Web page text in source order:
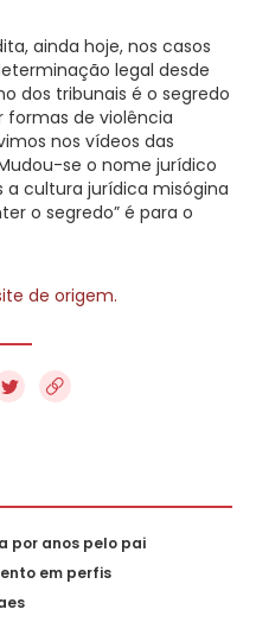
ainda hoje, nos casos
legal desde
dos tribunais é o segredo
formas de violência
nos vídeos das
se o nome jurídico
a cultura jurídica misógina
o segredo” é para o
de origem.
por anos pelo pai
em perfis